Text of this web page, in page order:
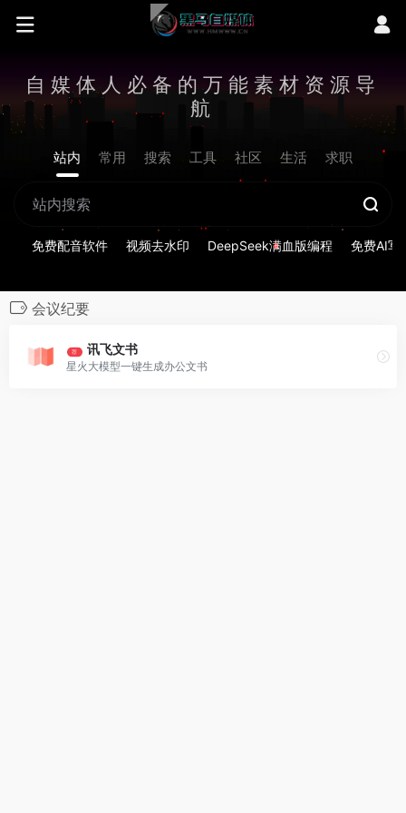
自媒体人必备的万能素材资源导
航
站内 常用 搜索 工具 社区 生活 求职
免费配音软件 视频去水印 DeepSeek满血版编程 免费AI写
会议纪要
荐 讯飞文书
星火大模型一键生成办公文书